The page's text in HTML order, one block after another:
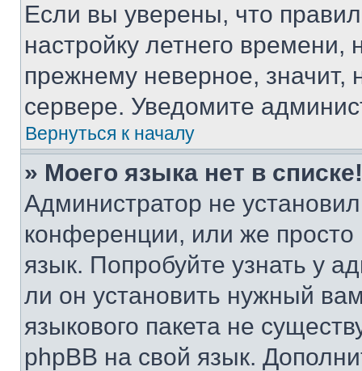
Если вы уверены, что
настройку летнего
прежнему неверное, значит,
сервере. Уведомите
Вернуться к началу
» Моего языка нет в списке!
Администратор не
конференции, или же
язык. Попробуйте узнать у
ли он установить нужный
языкового пакета не
phpBB на свой язык.